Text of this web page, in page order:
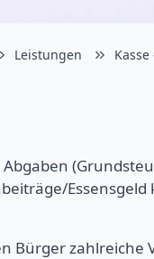
Leistungen
Bürger zahlreiche